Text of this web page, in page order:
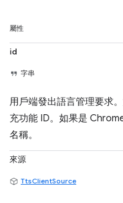
屬性
id
字串
用戶端發出語言管理要求
充功能 ID。如果是
名稱。
來源
TtsClientSource